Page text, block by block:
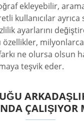
ekleyebilir,
kullanıcılar
ayarlarını
özellikler,
farkı ne olursa olsun
teşvik eder.
ÇALIŞIYOR